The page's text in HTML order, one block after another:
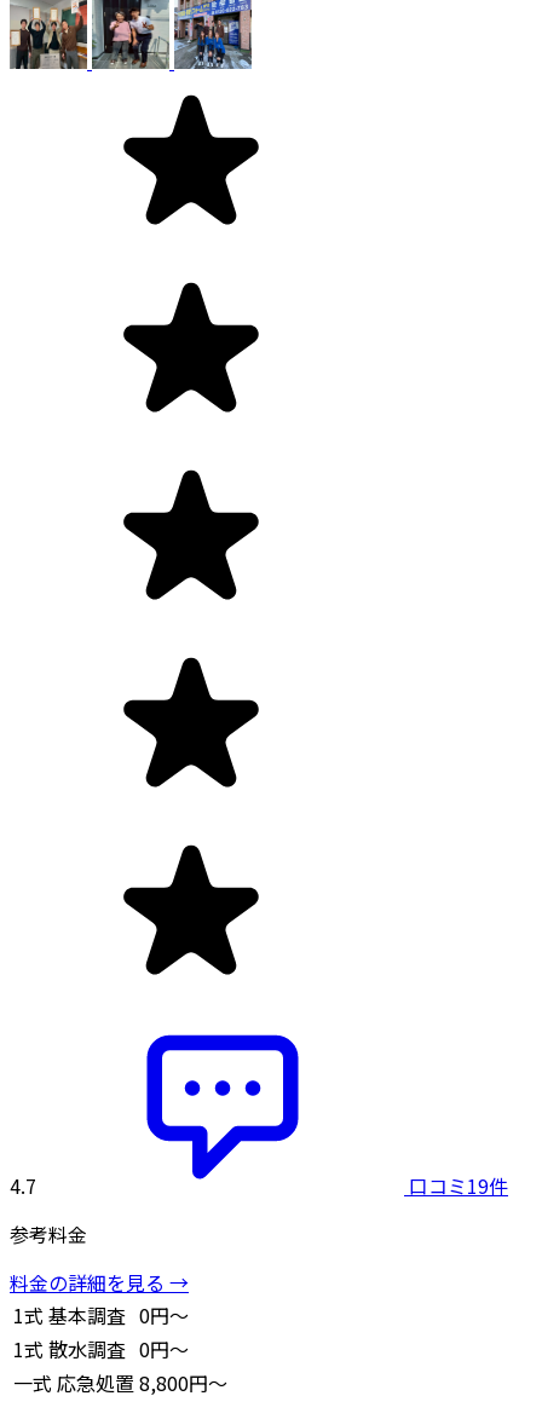
4.7
口コミ19件
参考料金
料金の詳細を見る →
1式 基本調査 0円～
1式 散水調査 0円～
一式 応急処置 8,800円～